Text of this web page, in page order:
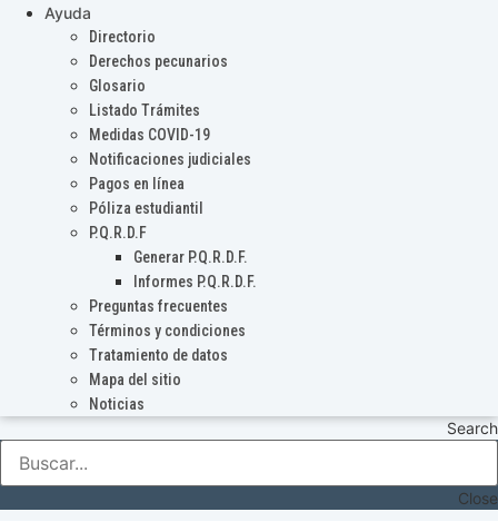
Ayuda
Directorio
Derechos pecunarios
Glosario
Listado Trámites
Medidas COVID-19
Notificaciones judiciales
Pagos en línea
Póliza estudiantil
P.Q.R.D.F
Generar P.Q.R.D.F.
Informes P.Q.R.D.F.
Preguntas frecuentes
Términos y condiciones
Tratamiento de datos
Mapa del sitio
Noticias
Search
Close